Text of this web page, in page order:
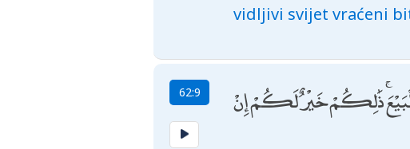
vidljivi svijet vraćeni
62:9
الْبَيْعَ ۚ ذَٰلِكُمْ خَيْرٌ لَكُمْ إِنْ